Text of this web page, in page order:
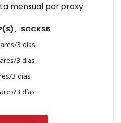
mensual por proxy.
、SOCKS5
3 días
3 días
3 días
3 días